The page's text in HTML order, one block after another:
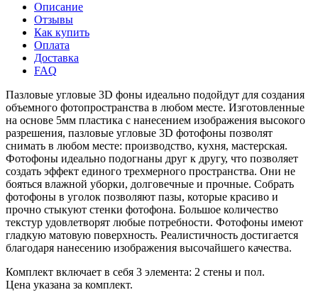
Описание
Отзывы
Как купить
Оплата
Доставка
FAQ
Пазловые угловые 3D фоны идеально подойдут для создания
объемного фотопространства в любом месте. Изготовленные
на основе 5мм пластика с нанесением изображения высокого
разрешения, пазловые угловые 3D фотофоны позволят
снимать в любом месте: производство, кухня, мастерская.
Фотофоны идеально подогнаны друг к другу, что позволяет
создать эффект единого трехмерного пространства. Они не
бояться влажной уборки, долговечные и прочные. Собрать
фотофоны в уголок позволяют пазы, которые красиво и
прочно стыкуют стенки фотофона. Большое количество
текстур удовлетворят любые потребности. Фотофоны имеют
гладкую матовую поверхность. Реалистичность достигается
благодаря нанесению изображения высочайшего качества.
Комплект включает в себя 3 элемента: 2 стены и пол.
Цена указана за комплект.